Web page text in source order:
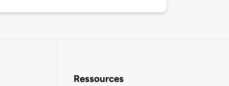
Ressources